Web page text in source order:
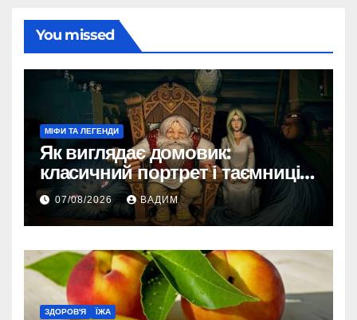
You missed
МІФИ ТА ЛЕГЕНДИ
Як виглядає домовик:
класичний портрет і таємниці
зовнішності
07/08/2026 ВАДИМ
ЗДОРОВ'Я ЇЖА